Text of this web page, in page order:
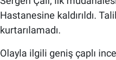
Hastanesine kaldırıldı.
kurtarılamadı.
Olayla ilgili geniş çaplı